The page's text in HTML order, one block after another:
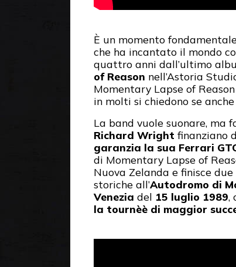
È un momento
che ha incantato il mondo
quattro anni dall’ultimo
of Reason nell’Astoria
Momentary Lapse of
in molti si chiedono se
La band vuole suonare, ma
Richard Wright finanziano
garanzia la sua Ferrari
di Momentary Lapse of
Nuova Zelanda e finisce
storiche all’Autodromo di
Venezia del 15 luglio 1989,
la tournèè di maggior